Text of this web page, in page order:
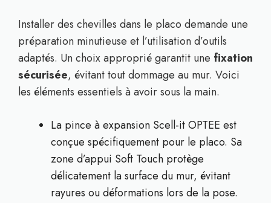
Installer des chevilles dans le placo demande une
préparation minutieuse et l’utilisation d’outils
adaptés. Un choix approprié garantit une fixation
sécurisée, évitant tout dommage au mur. Voici
les éléments essentiels à avoir sous la main.
La pince à expansion Scell-it OPTEE est
conçue spécifiquement pour le placo. Sa
zone d’appui Soft Touch protège
délicatement la surface du mur, évitant
rayures ou déformations lors de la pose.